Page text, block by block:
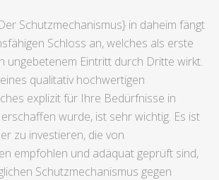
Schutzmechanismus} in daheim fängt
Schloss an, welches als erste
ungebetenem Eintritt durch Dritte wirkt.
qualitativ hochwertigen
explizit für Ihre Bedürfnisse in
wurde, ist sehr wichtig. Es ist
zu investieren, die von
empfohlen und adäquat geprüft sind,
Schutzmechanismus gegen